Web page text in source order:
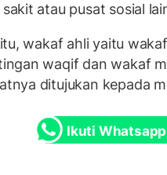
atau pusat sosial
wakaf ahli yaitu
waqif dan wakaf
ditujukan kepada
Ikuti